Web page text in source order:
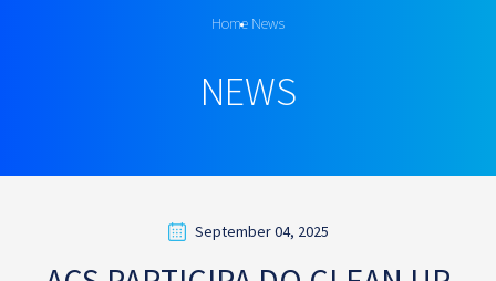
Home News
NEWS
September 04, 2025